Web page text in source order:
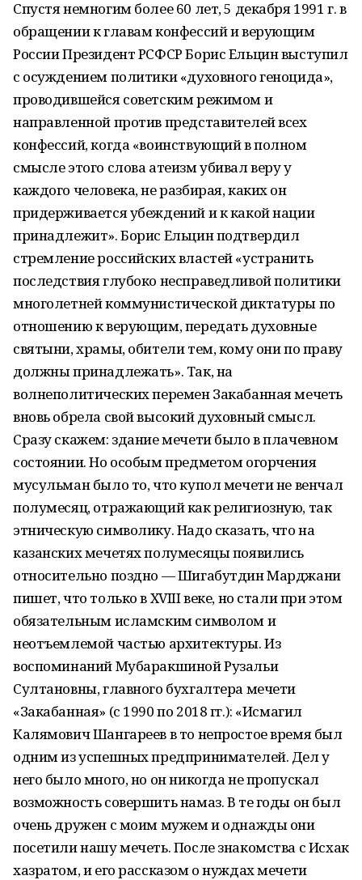
Спустя немногим более 60 лет, 5 декабря 1991 г. в
обращении к главам конфессий и верующим
России Президент РСФСР Борис Ельцин выступил
с осуждением политики «духовного геноцида»,
проводившейся советским режимом и
направленной против представителей всех
конфессий, когда «воинствующий в полном
смысле этого слова атеизм убивал веру у
каждого человека, не разбирая, каких он
придерживается убеждений и к какой нации
принадлежит». Борис Ельцин подтвердил
стремление российских властей «устранить
последствия глубоко несправедливой политики
многолетней коммунистической диктатуры по
отношению к верующим, передать духовные
святыни, храмы, обители тем, кому они по праву
должны принадлежать». Так, на
волнеполитических перемен Закабанная мечеть
вновь обрела свой высокий духовный смысл.
Сразу скажем: здание мечети было в плачевном
состоянии. Но особым предметом огорчения
мусульман было то, что купол мечети не венчал
полумесяц, отражающий как религиозную, так
этническую символику. Надо сказать, что на
казанских мечетях полумесяцы появились
относительно поздно — Шигабутдин Марджани
пишет, что только в XVIII веке, но стали при этом
обязательным исламским символом и
неотъемлемой частью архитектуры. Из
воспоминаний Мубаракшиной Рузальи
Султановны, главного бухгалтера мечети
«Закабанная» (с 1990 по 2018 гг.): «Исмагил
Калямович Шангареев в то непростое время был
одним из успешных предпринимателей. Дел у
него было много, но он никогда не пропускал
возможность совершить намаз. В те годы он был
очень дружен с моим мужем и однажды они
посетили нашу мечеть. После знакомства с Исхак
хазратом, и его рассказом о нуждах мечети